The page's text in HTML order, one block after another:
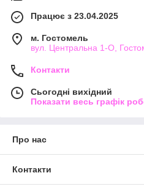
Працює з 23.04.2025
м. Гостомель
вул. Центральна 1-О,
Контакти
Сьогодні вихідний
Показати весь графік
Про нас
Контакти